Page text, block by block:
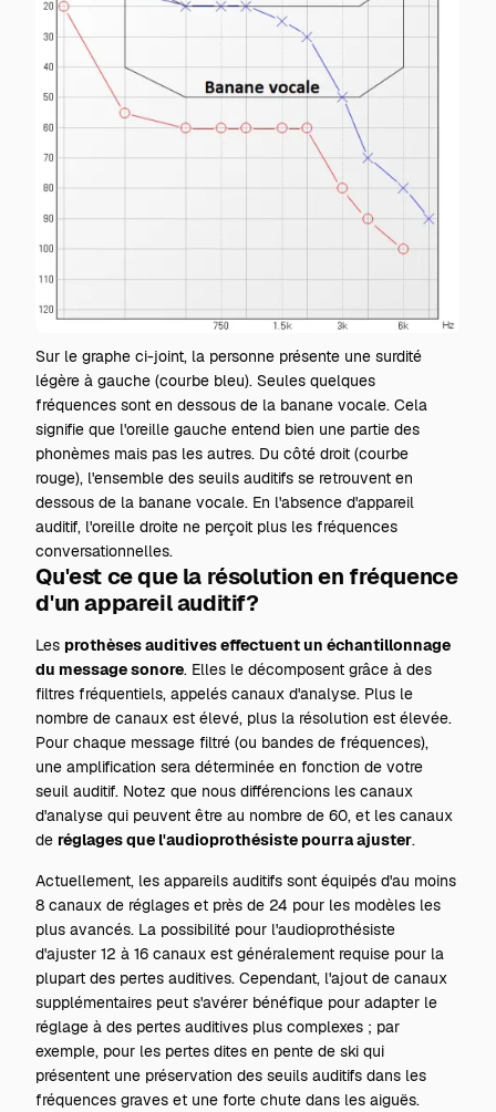
Sur le graphe ci-joint, la personne présente une surdité
légère à gauche (courbe bleu). Seules quelques
fréquences sont en dessous de la banane vocale. Cela
signifie que l'oreille gauche entend bien une partie des
phonèmes mais pas les autres. Du côté droit (courbe
rouge), l'ensemble des seuils auditifs se retrouvent en
dessous de la banane vocale. En l'absence d'appareil
auditif, l'oreille droite ne perçoit plus les fréquences
conversationnelles.
Qu'est ce que la résolution en fréquence
d'un appareil auditif?
Les prothèses auditives effectuent un échantillonnage
du message sonore. Elles le décomposent grâce à des
filtres fréquentiels, appelés canaux d'analyse. Plus le
nombre de canaux est élevé, plus la résolution est élevée.
Pour chaque message filtré (ou bandes de fréquences),
une amplification sera déterminée en fonction de votre
seuil auditif. Notez que nous différencions les canaux
d'analyse qui peuvent être au nombre de 60, et les canaux
de réglages que l'audioprothésiste pourra ajuster.
Actuellement, les appareils auditifs sont équipés d'au moins
8 canaux de réglages et près de 24 pour les modèles les
plus avancés. La possibilité pour l'audioprothésiste
d'ajuster 12 à 16 canaux est généralement requise pour la
plupart des pertes auditives. Cependant, l'ajout de canaux
supplémentaires peut s'avérer bénéfique pour adapter le
réglage à des pertes auditives plus complexes ; par
exemple, pour les pertes dites en pente de ski qui
présentent une préservation des seuils auditifs dans les
fréquences graves et une forte chute dans les aiguës.